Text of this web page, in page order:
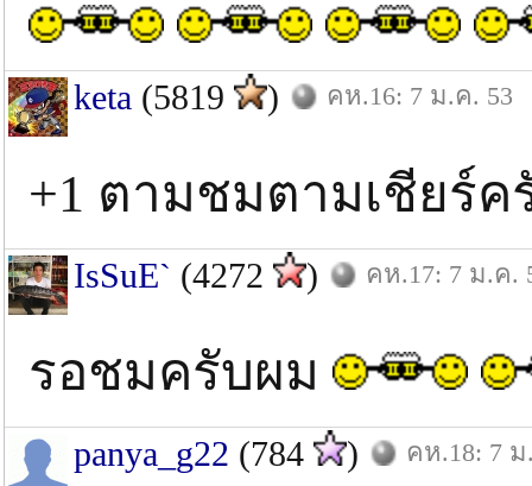
keta (5819 ) คห.16: 7 ม.ค. 53
+1 ตามชมตามเชียร์
IsSuE` (4272 ) คห.17: 7 ม.ค.
รอชมครับผม
panya_g22 (784 ) คห.18: 7